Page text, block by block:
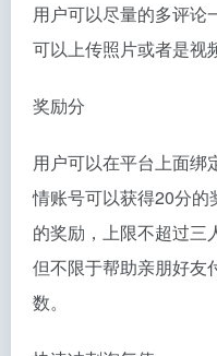
用户可以尽量的多评论
可以上传照片或者是视
奖励分
用户可以在平台上面绑
情账号可以获得20分
的奖励，上限不超过三
但不限于帮助亲朋好友
数。